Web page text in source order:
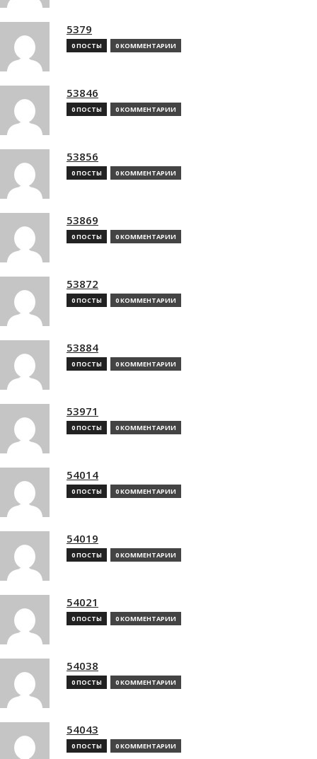
5379
0 ПОСТЫ 0 КОММЕНТАРИИ
53846
0 ПОСТЫ 0 КОММЕНТАРИИ
53856
0 ПОСТЫ 0 КОММЕНТАРИИ
53869
0 ПОСТЫ 0 КОММЕНТАРИИ
53872
0 ПОСТЫ 0 КОММЕНТАРИИ
53884
0 ПОСТЫ 0 КОММЕНТАРИИ
53971
0 ПОСТЫ 0 КОММЕНТАРИИ
54014
0 ПОСТЫ 0 КОММЕНТАРИИ
54019
0 ПОСТЫ 0 КОММЕНТАРИИ
54021
0 ПОСТЫ 0 КОММЕНТАРИИ
54038
0 ПОСТЫ 0 КОММЕНТАРИИ
54043
0 ПОСТЫ 0 КОММЕНТАРИИ